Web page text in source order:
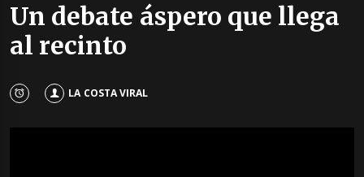
Un debate áspero que llega
al recinto
LA COSTA VIRAL